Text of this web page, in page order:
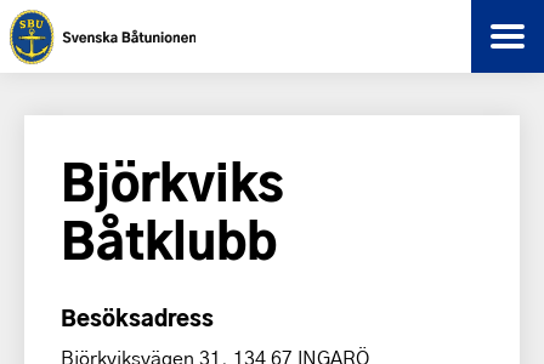
Björkviks
Båtklubb
Besöksadress
Björkviksvägen 31, 134 67 INGARÖ